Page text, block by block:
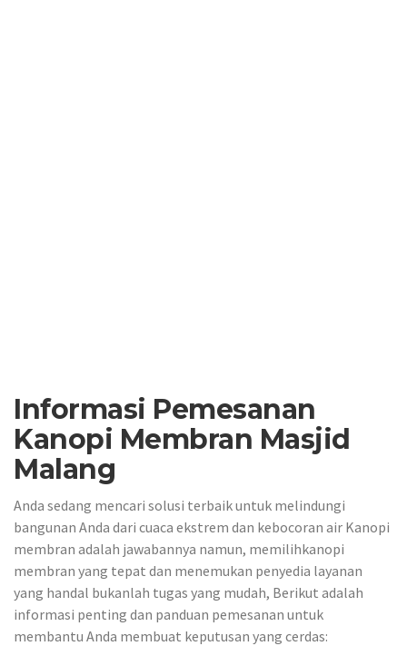
Informasi Pemesanan
Kanopi Membran Masjid
Malang
Anda sedang mencari solusi terbaik untuk melindungi
bangunan Anda dari cuaca ekstrem dan kebocoran air Kanopi
membran adalah jawabannya namun, memilihkanopi
membran yang tepat dan menemukan penyedia layanan
yang handal bukanlah tugas yang mudah, Berikut adalah
informasi penting dan panduan pemesanan untuk
membantu Anda membuat keputusan yang cerdas: